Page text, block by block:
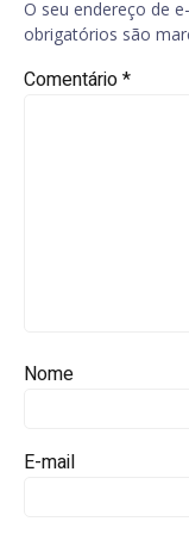
O seu endereço de
obrigatórios são
Comentário*
Nome
E-mail